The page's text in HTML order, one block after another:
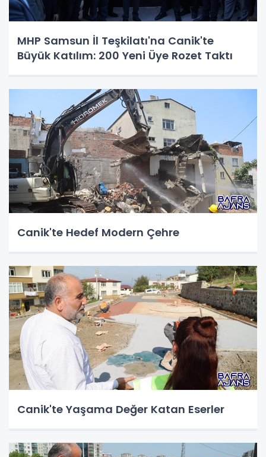
MHP Samsun İl Teşkilatı'na Canik'te
Büyük Katılım: 200 Yeni Üye Rozet Taktı
Canik'te Hedef Modern Çehre
Canik'te Yaşama Değer Katan Eserler